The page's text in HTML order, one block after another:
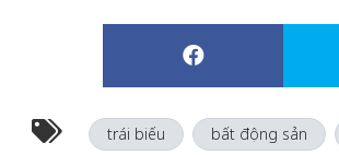
trái biếu bất động sản